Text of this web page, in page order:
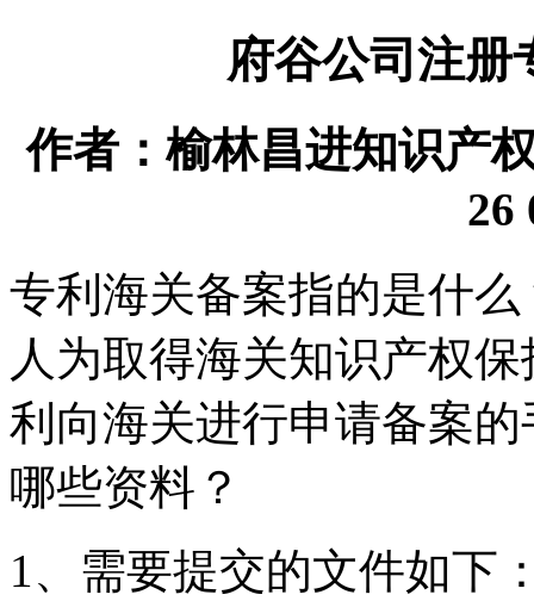
府谷公司注册
作者：榆林昌进知识产
26
专利海关备案指的是什
人为取得海关知识产权
利向海关进行申请备案
哪些资料？
1、需要提交的文件如下